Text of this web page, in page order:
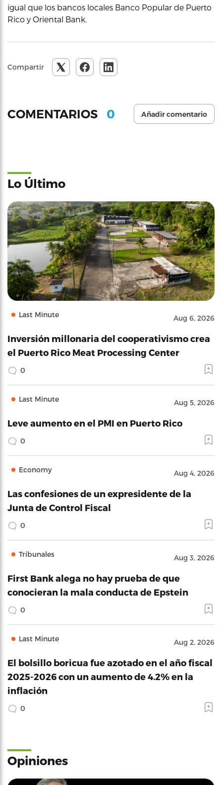
igual que los bancos locales Banco Popular de Puerto
Rico y Oriental Bank.
Compartir
COMENTARIOS 0 Añadir comentario
Lo Último
Last Minute Aug 6, 2026
Inversión millonaria del cooperativismo crea
el Puerto Rico Meat Processing Center
0
Last Minute Aug 5, 2026
Leve aumento en el PMI en Puerto Rico
0
Economy Aug 4, 2026
Las confesiones de un expresidente de la
Junta de Control Fiscal
0
Tribunales Aug 3, 2026
First Bank alega no hay prueba de que
conocieran la mala conducta de Epstein
0
Last Minute Aug 2, 2026
El bolsillo boricua fue azotado en el año fiscal
2025-2026 con un aumento de 4.2% en la
inflación
0
Opiniones